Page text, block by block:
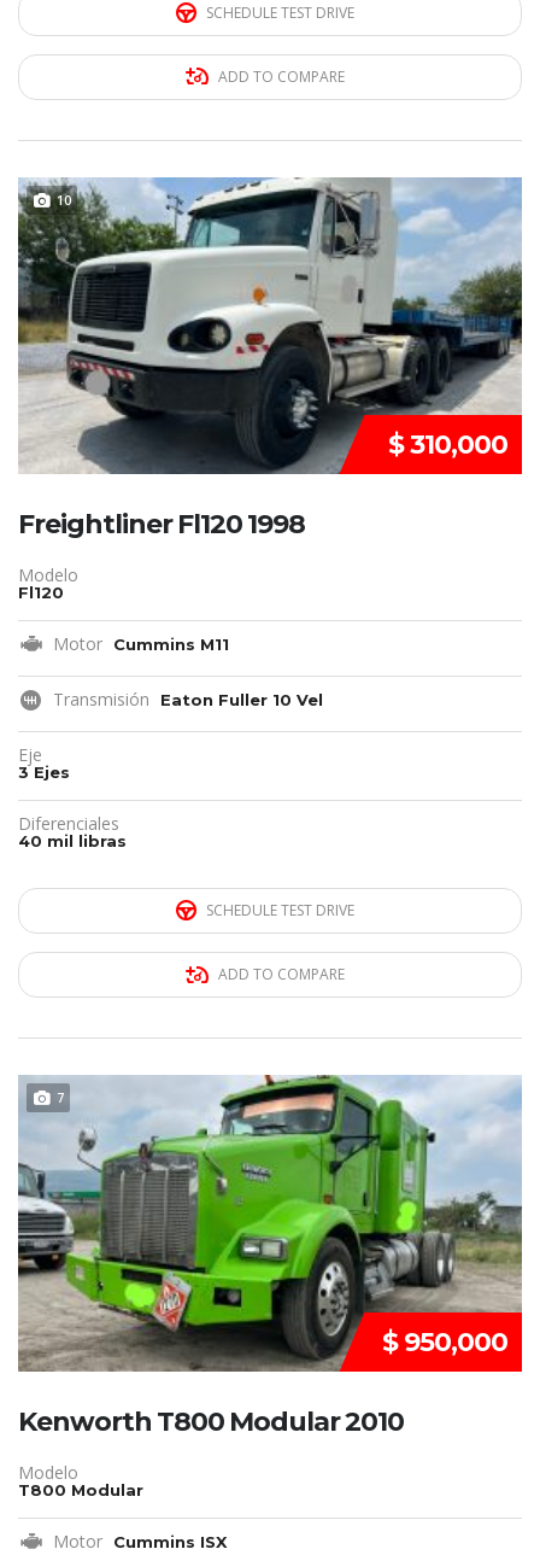
SCHEDULE TEST DRIVE
ADD TO COMPARE
10 VENDIDO
$ 310,000
Freightliner Fl120 1998
Modelo
Fl120
Motor Cummins M11
Transmisión Eaton Fuller 10 Vel
Eje
3 Ejes
Diferenciales
40 mil libras
SCHEDULE TEST DRIVE
ADD TO COMPARE
7 DISPONIBLE
$ 950,000
Kenworth T800 Modular 2010
Modelo
T800 Modular
Motor Cummins ISX